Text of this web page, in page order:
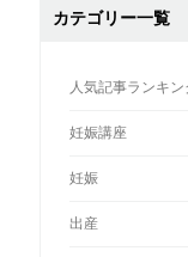
カテゴリー一覧
人気記事ランキン
妊娠講座
妊娠
出産